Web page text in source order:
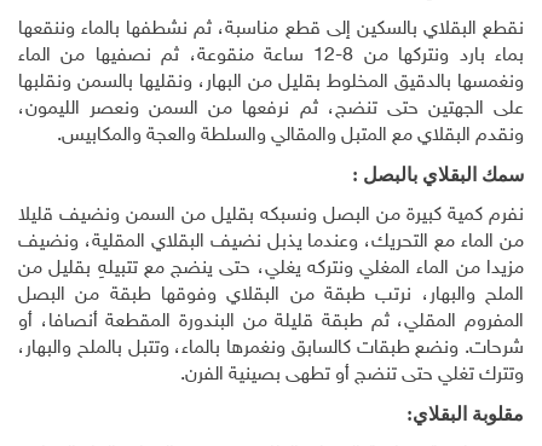
نقطع البقلاي بالسكين إلى قطع مناسبة، ثم نشطفها بالماء وننقعها
بماء بارد ونتركها من 8-12 ساعة منقوعة، ثم نصفيها من الماء
ونغمسها بالدقيق المخلوط بقليل من البهار، ونقليها بالسمن ونقلبها
على الجهتين حتى تنضج، ثم نرفعها من السمن ونعصر الليمون،
ونقدم البقلاي مع المتبل والمقالي والسلطة والعجة والمكابيس.
سمك البقلاي بالبصل :
نفرم كمية كبيرة من البصل ونسبكه بقليل من السمن ونضيف قليلا
من الماء مع التحريك، وعندما يذبل نضيف البقلاي المقلية، ونضيف
مزيدا من الماء المغلي ونتركه يغلي، حتى ينضج مع تتبيلهِ بقليل من
الملح والبهار، نرتب طبقة من البقلاي وفوقها طبقة من البصل
المفروم المقلي، ثم طبقة قليلة من البندورة المقطعة أنصافا، أو
شرحات. ونضع طبقات كالسابق ونغمرها بالماء، وتتبل بالملح والبهار،
وتترك تغلي حتى تنضج أو تطهى بصينية الفرن.
مقلوبة البقلاي: